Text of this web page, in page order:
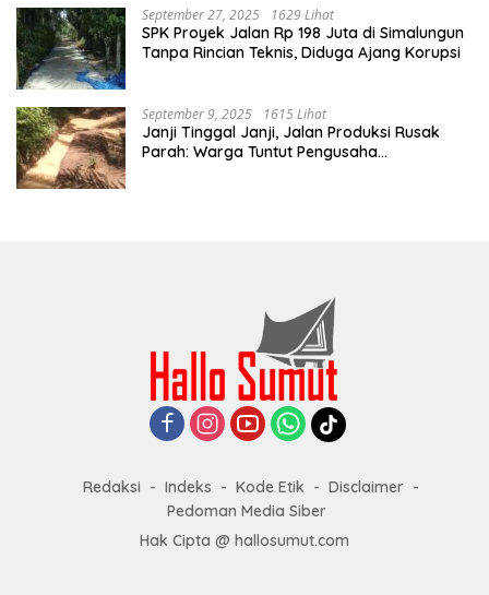
September 27, 2025 1629 Lihat
SPK Proyek Jalan Rp 198 Juta di Simalungun
Tanpa Rincian Teknis, Diduga Ajang Korupsi
September 9, 2025 1615 Lihat
Janji Tinggal Janji, Jalan Produksi Rusak
Parah: Warga Tuntut Pengusaha
Redaksi Indeks Kode Etik
Disclaimer
Pedoman Media Siber
Hak Cipta @ hallosumut.com